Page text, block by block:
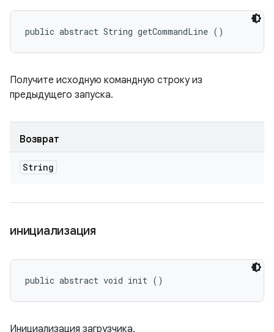
public abstract String getCommandLine ()
Получите исходную командную строку из
предыдущего запуска.
Возврат
String
инициализация
public abstract void init ()
Инициализация загрузчика.